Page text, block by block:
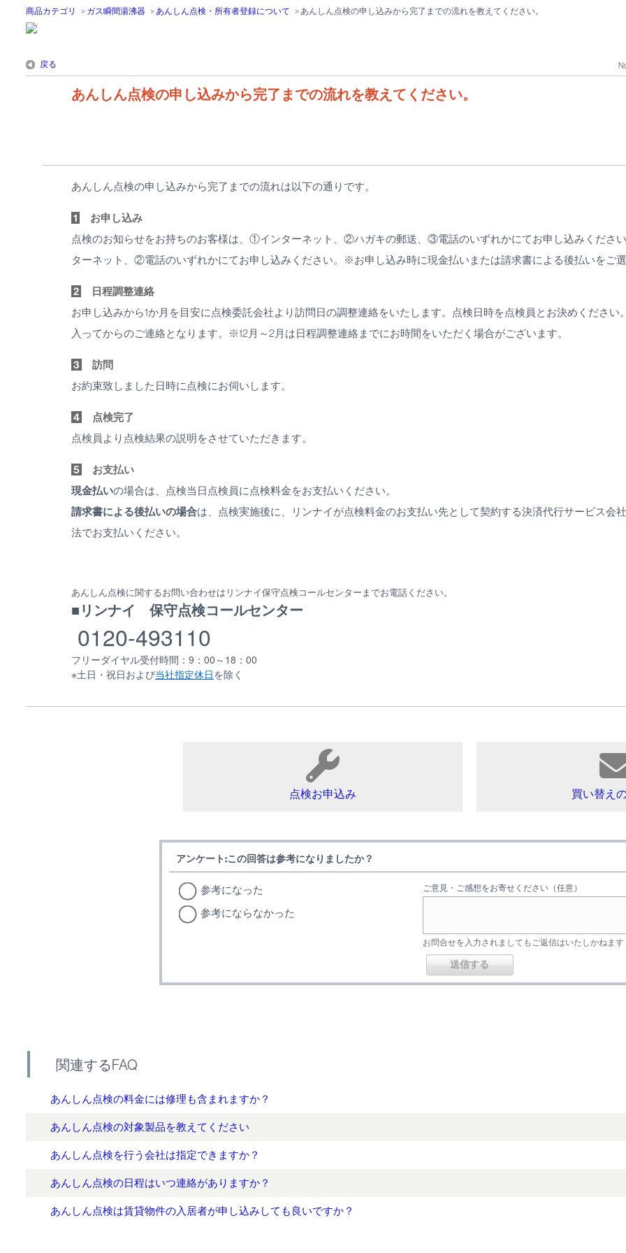
商品カテゴリ > ガス瞬間湯沸器 >あんしん点検・所有者登録について >あんしん点検の申し込みから完了までの流れを教えてください。
戻る
あんしん点検の申し込みから完了までの流れを教えてください。
あんしん点検の申し込みから完了までの流れは以下の通りです。
1 お申し込み
点検のお知らせをお持ちのお客様は、①インターネット、②ハガキの郵送、③電話のいずれかにてお申し込みくださ
ターネット、②電話のいずれかにてお申し込みください。※お申し込み時に現金払いまたは請求書による後払いをご
2 日程調整連絡
お申し込みから1か月を目安に点検委託会社より訪問日の調整連絡をいたします。点検日時を点検員とお決めくださ
入ってからのご連絡となります。※12月～2月は日程調整連絡までにお時間をいただく場合がございます。
3 訪問
お約束致しました日時に点検にお伺いします。
4 点検完了
点検員より点検結果の説明をさせていただきます。
5
お支払い
現金払いの場合は、点検当日点検員に点検料金をお支払いください。
請求書による後払いの場合は、点検実施後に、リンナイが点検料金のお支払い先として契約する決済代行サービス会
法でお支払いください。
あんしん点検に関するお問い合わせはリンナイ保守点検コールセンターまでお電話ください。
■リンナイ 保守点検コールセンター
0120-493110
フリーダイヤル受付時間：9：00～18：00
※土日・祝日および当社指定休日を除く
点検お申込み 買い替え
アンケート:この回答は参考になりましたか？
参考になった
参考にならなかった
ご意見・ご感想をお寄せください（任意）
お問合せを入力されましてもご返信はいたしかねます
関連するFAQ
あんしん点検の料金には修理も含まれますか？
あんしん点検の対象製品を教えてください
あんしん点検を行う会社は指定できますか？
あんしん点検の日程はいつ連絡がありますか？
あんしん点検は賃貸物件の入居者が申し込みしても良いですか？